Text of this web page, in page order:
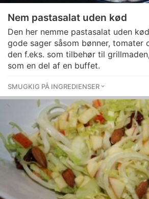
Nem pastasalat uden kød
Den her nemme pastasalat uden
gode sager såsom bønner, tomater
den f.eks. som tilbehør til
som en del af en buffet.
SMUGKIG PÅ INGREDIENSER